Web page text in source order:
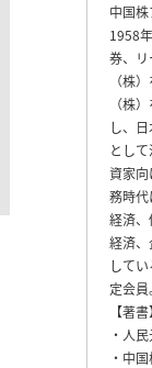
中国
1958
券、
（株
（株
し、
とし
資家
務時
経済
経済
して
定会員。
【著書】
・人
・中